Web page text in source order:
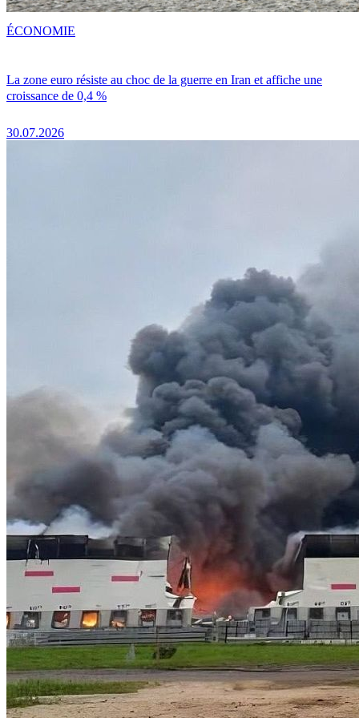
La zone euro résiste au choc de la guerre en Iran et affiche une
croissance de 0,4 %
30.07.2026
ÉCONOMIE